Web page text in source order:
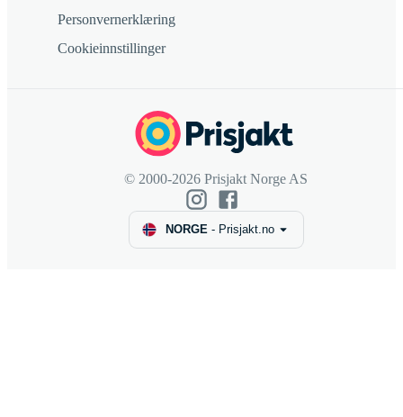
Personvernerklæring
Cookieinnstillinger
© 2000-2026 Prisjakt Norge AS
NORGE- Prisjakt.no